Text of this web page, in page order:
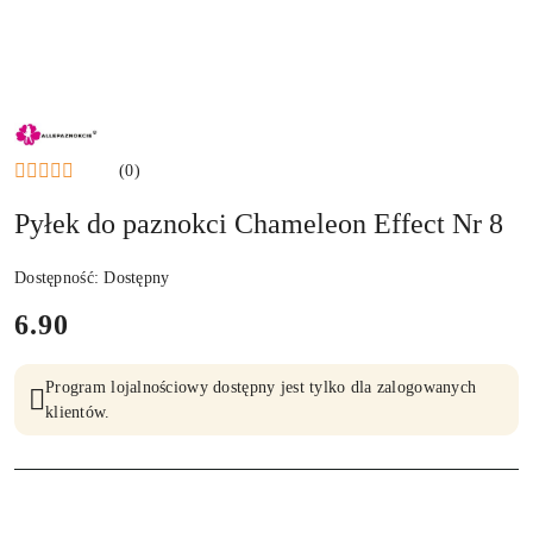
NAZWA
PRODUCENTA:
ALLEPAZNOKCIE
(0)
Pyłek do paznokci Chameleon Effect Nr 8
Dostępność:Dostępny
cena:
6.90
Program lojalnościowy dostępny jest tylko dla zalogowanych
klientów.